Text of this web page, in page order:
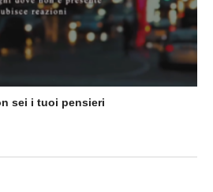
sei i tuoi pensieri